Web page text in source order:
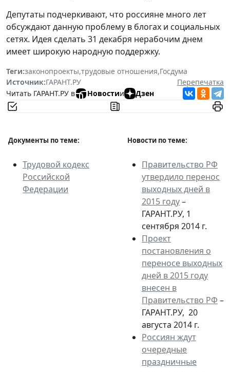
Депутаты подчеркивают, что россияне много лет
обсуждают данную проблему в блогах и социальных
сетях. Идея сделать 31 декабря нерабочим днем
имеет широкую народную поддержку.
Теги:законопроекты,трудовые отношения,Госдума
Источник:ГАРАНТ.РУ
Перепечатка
Читать ГАРАНТ.РУ в
Новостии Дзен
Документы по теме: Новости по теме:
Трудовой кодекс
Российской
Федерации
Правительство РФ
утвердило перенос
выходных дней в
2015 году–
ГАРАНТ.РУ, 1
сентября 2014 г.
Проект
постановления о
переносе выходных
дней в 2015 году
внесен в
Правительство РФ –
ГАРАНТ.РУ, 20
августа 2014 г.
Россиян ждут
очередные
праздничные